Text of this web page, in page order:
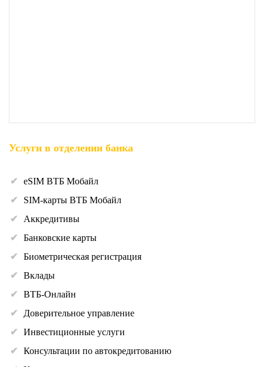
Услуги в отделении банка
eSIM ВТБ Мобайл
SIM-карты ВТБ Мобайл
Аккредитивы
Банковские карты
Биометрическая регистрация
Вклады
ВТБ-Онлайн
Доверительное управление
Инвестиционные услуги
Консультации по автокредитованию